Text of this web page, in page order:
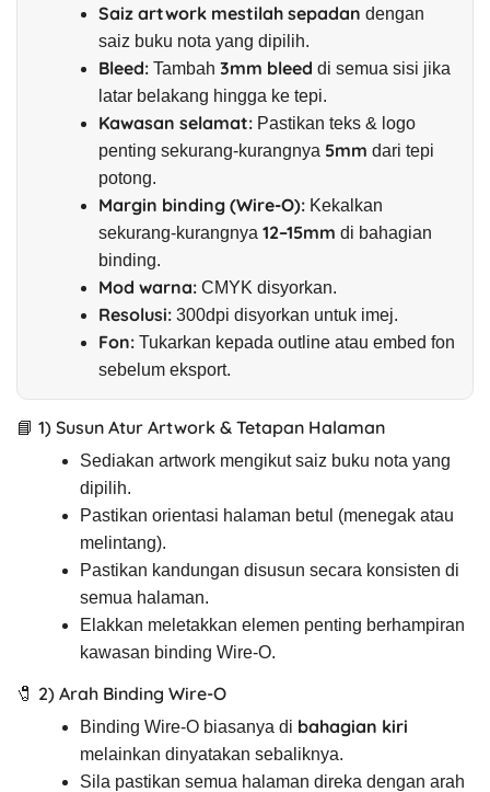
Saiz artwork mestilah sepadan dengan
saiz buku nota yang dipilih.
Bleed: Tambah 3mm bleed di semua sisi jika
latar belakang hingga ke tepi.
Kawasan selamat: Pastikan teks & logo
penting sekurang-kurangnya 5mm dari tepi
potong.
Margin binding (Wire-O): Kekalkan
sekurang-kurangnya 12–15mm di bahagian
binding.
Mod warna: CMYK disyorkan.
Resolusi: 300dpi disyorkan untuk imej.
Fon: Tukarkan kepada outline atau embed fon
sebelum eksport.
📘 1) Susun Atur Artwork & Tetapan Halaman
Sediakan artwork mengikut saiz buku nota yang
dipilih.
Pastikan orientasi halaman betul (menegak atau
melintang).
Pastikan kandungan disusun secara konsisten di
semua halaman.
Elakkan meletakkan elemen penting berhampiran
kawasan binding Wire-O.
🧷 2) Arah Binding Wire-O
Binding Wire-O biasanya di bahagian kiri
melainkan dinyatakan sebaliknya.
Sila pastikan semua halaman direka dengan arah